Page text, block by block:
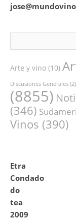
Arte y vino (10)
Discusiones Generales (2)
(8855)
(346)
Vinos (390)
Etra
Condado
do
tea
2009